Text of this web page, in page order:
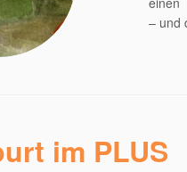
– und
im PLUS